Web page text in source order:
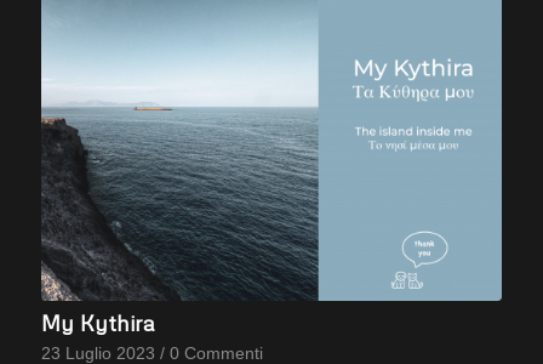
My Kythira
23 Luglio 2023 / 0 Commenti